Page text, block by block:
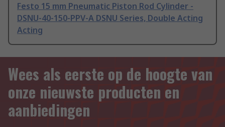
Festo 15 mm Pneumatic Piston Rod Cylinder -
DSNU-40-150-PPV-A DSNU Series, Double Acting
Acting
Wees als eerste op de hoogte van
onze nieuwste producten en
aanbiedingen